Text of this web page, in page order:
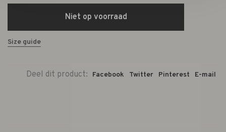
Niet op voorraad
Size guide
Deel dit product: Facebook Twitter Pinterest E-mail